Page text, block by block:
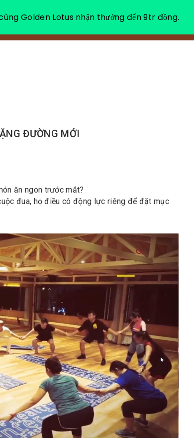
VỀ CHÚNG TÔI NGHỈ DƯỠNG THƯ GIÃN
ĐƯỜNG MỚI
ăn ngon trước mắt?
đua, họ điều có động lực riêng để đặt mục
Golden Lotus nhận thưởng đến 9tr đồng.